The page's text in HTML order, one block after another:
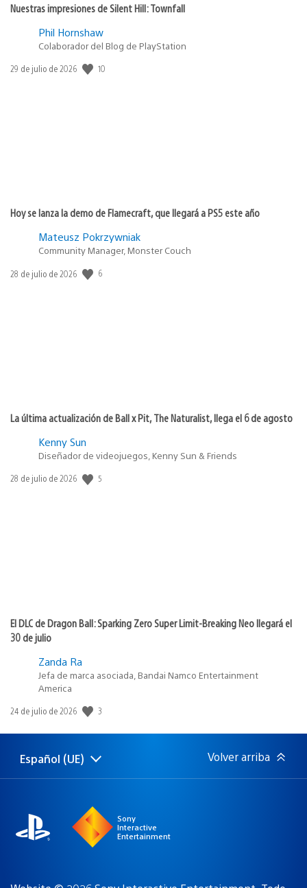
Nuestras impresiones de Silent Hill: Townfall
Phil Hornshaw
Colaborador del Blog de PlayStation
Fecha
29 de julio de 2026 10
Hoy se lanza la demo de Flamecraft, que llegará a PS5 este año
Mateusz Pokrzywniak
Community Manager, Monster Couch
Fecha
28 de julio de 2026 6
La última actualización de Ball x Pit, The Naturalist, llega el 6 de agosto
Kenny Sun
Diseñador de videojuegos, Kenny Sun & Friends
Fecha
28 de julio de 2026 5
El DLC de Dragon Ball: Sparking Zero Super Limit-Breaking Neo llegará el
30 de julio
Zanda Ra
Jefa de marca asociada, Bandai Namco Entertainment
America
Fecha
publicación:
24 de julio de 2026 3
Selecciona
Región
Español (UE) Volver arriba
Sony
Interactive
Entertainment